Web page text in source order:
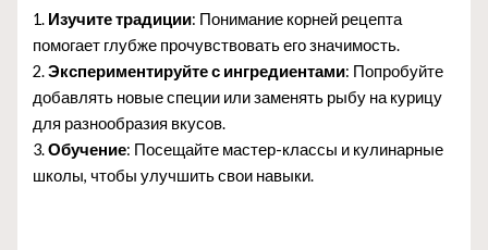
1. Изучите традиции: Понимание корней рецепта
помогает глубже прочувствовать его значимость.
2.Экспериментируйте с ингредиентами: Попробуйте
добавлять новые специи или заменять рыбу на курицу
для разнообразия вкусов.
3.Обучение: Посещайте мастер-классы и кулинарные
школы, чтобы улучшить свои навыки.